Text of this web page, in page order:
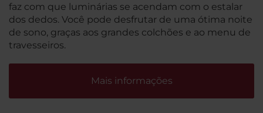
faz com que luminárias se acendam com o estalar
dos dedos. Você pode desfrutar de uma ótima noite
de sono, graças aos grandes colchões e ao menu de
travesseiros.
Mais informações